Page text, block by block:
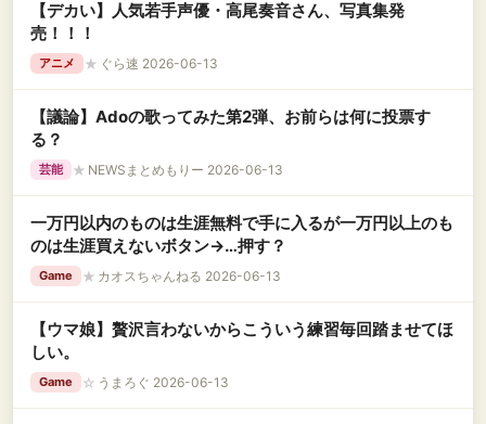
【デカい】人気若手声優・高尾奏音さん、写真集発
売！！！
アニメ ★ ぐら速 2026-06-13
【議論】Adoの歌ってみた第2弾、お前らは何に投票す
る？
芸能 ★ NEWSまとめもりー 2026-06-13
一万円以内のものは生涯無料で手に入るが一万円以上のも
のは生涯買えないボタン→…押す？
Game ★ カオスちゃんねる 2026-06-13
【ウマ娘】贅沢言わないからこういう練習毎回踏ませてほ
しい。
Game ☆ うまろぐ 2026-06-13